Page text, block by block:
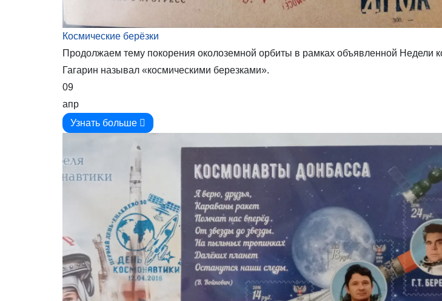
Космические берёзки
Продолжаем тему покорения околоземной орбиты в рамках объявленной Недели
Гагарин называл «космическими березками».
09
апр
Узнать больше